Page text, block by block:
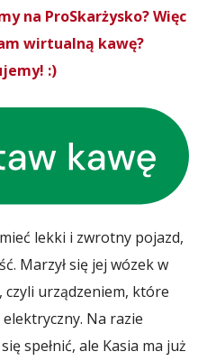
na ProSkarżysko? Więc
wirtualną kawę?
:)
lekki i zwrotny pojazd,
Marzył się jej wózek w
czyli urządzeniem, które
Na razie
spełnić, ale Kasia ma już